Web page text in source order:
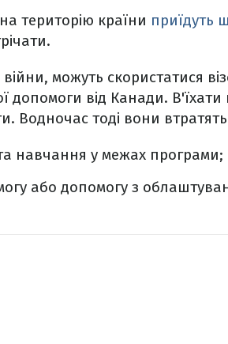
територію країни приїдуть
можуть скористатися
допомоги від Канади. В'їхати
Водночас тоді вони
навчання у межах програми;
або допомогу з